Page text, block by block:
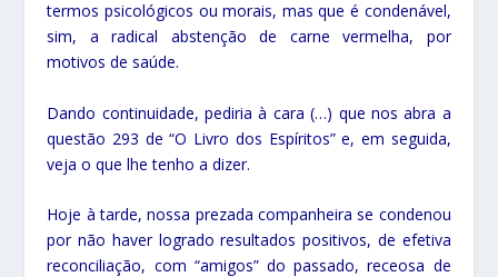
termos psicológicos ou morais, mas que é condenável,
sim, a radical abstenção de carne vermelha, por
motivos de saúde.
Dando continuidade, pediria à cara (…) que nos abra a
questão 293 de “O Livro dos Espíritos” e, em seguida,
veja o que lhe tenho a dizer.
Hoje à tarde, nossa prezada companheira se condenou
por não haver logrado resultados positivos, de efetiva
reconciliação, com “amigos” do passado, receosa de